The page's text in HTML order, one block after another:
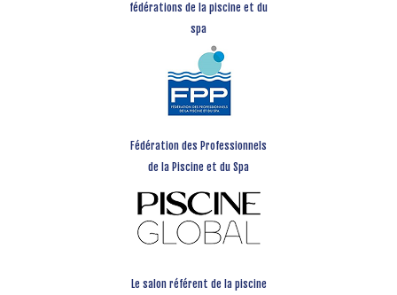
fédérations de la piscine et du
spa
Fédération des Professionnels
de la Piscine et du Spa
Le salon référent de la piscine